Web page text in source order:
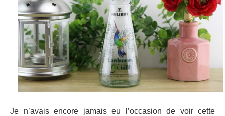
Je n’avais encore jamais eu l’occasion de voir cette